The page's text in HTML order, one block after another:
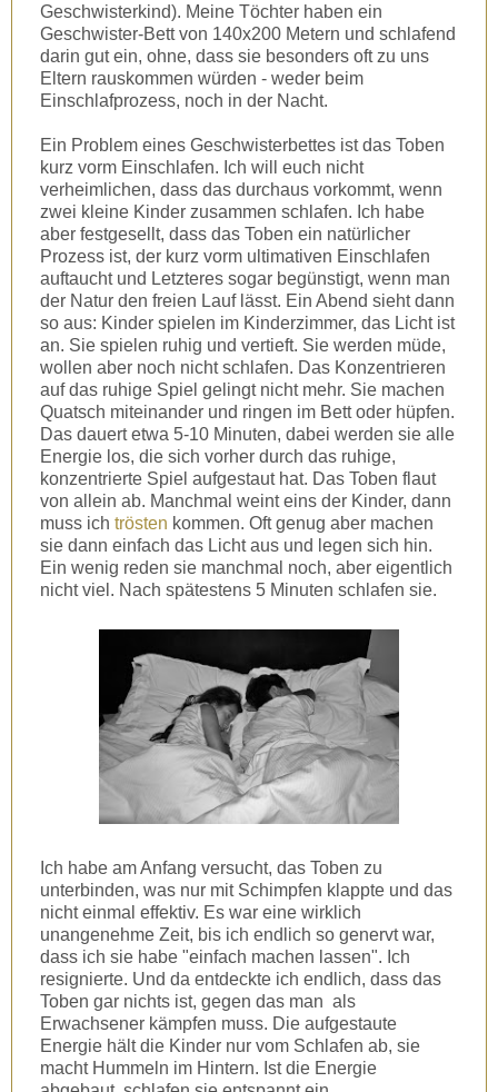
Geschwisterkind). Meine Töchter haben ein
Geschwister-Bett von 140x200 Metern und schlafend
darin gut ein, ohne, dass sie besonders oft zu uns
Eltern rauskommen würden - weder beim
Einschlafprozess, noch in der Nacht.
Ein Problem eines Geschwisterbettes ist das Toben
kurz vorm Einschlafen. Ich will euch nicht
verheimlichen, dass das durchaus vorkommt, wenn
zwei kleine Kinder zusammen schlafen. Ich habe
aber festgesellt, dass das Toben ein natürlicher
Prozess ist, der kurz vorm ultimativen Einschlafen
auftaucht und Letzteres sogar begünstigt, wenn man
der Natur den freien Lauf lässt. Ein Abend sieht dann
so aus: Kinder spielen im Kinderzimmer, das Licht ist
an. Sie spielen ruhig und vertieft. Sie werden müde,
wollen aber noch nicht schlafen. Das Konzentrieren
auf das ruhige Spiel gelingt nicht mehr. Sie machen
Quatsch miteinander und ringen im Bett oder hüpfen.
Das dauert etwa 5-10 Minuten, dabei werden sie alle
Energie los, die sich vorher durch das ruhige,
konzentrierte Spiel aufgestaut hat. Das Toben flaut
von allein ab. Manchmal weint eins der Kinder, dann
muss ich trösten kommen. Oft genug aber machen
sie dann einfach das Licht aus und legen sich hin.
Ein wenig reden sie manchmal noch, aber eigentlich
nicht viel. Nach spätestens 5 Minuten schlafen sie.
Ich habe am Anfang versucht, das Toben zu
unterbinden, was nur mit Schimpfen klappte und das
nicht einmal effektiv. Es war eine wirklich
unangenehme Zeit, bis ich endlich so genervt war,
dass ich sie habe "einfach machen lassen". Ich
resignierte. Und da entdeckte ich endlich, dass das
Toben gar nichts ist, gegen das man als
Erwachsener kämpfen muss. Die aufgestaute
Energie hält die Kinder nur vom Schlafen ab, sie
macht Hummeln im Hintern. Ist die Energie